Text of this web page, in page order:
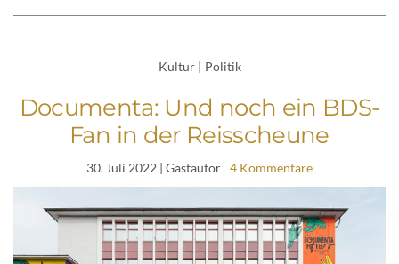
Kultur | Politik
Documenta: Und noch ein BDS-
Fan in der Reisscheune
30. Juli 2022 | Gastautor 4 Kommentare